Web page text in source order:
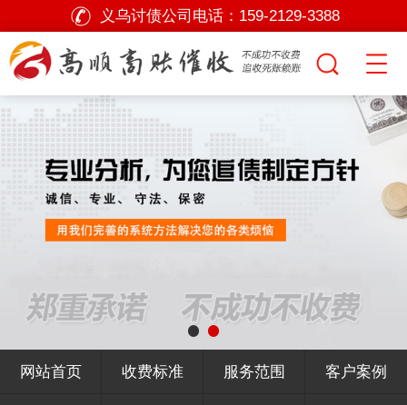
义乌讨债公司电话： 159-2129-3388
网站首页 收费标准 服务范围 客户案例